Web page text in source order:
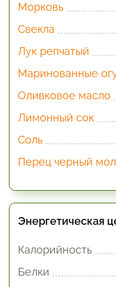
Морковь
Свекла
Лук репчатый
Маринованные
Оливковое масло
Лимонный сок
Соль
Перец черный
Энергетическая
Калорийность
Белки